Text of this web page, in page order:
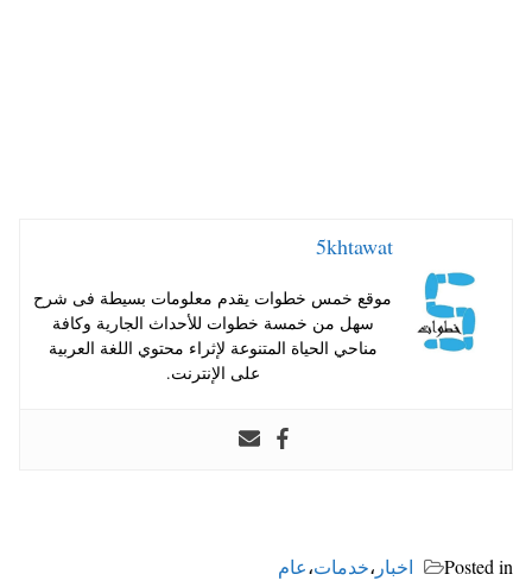
5khtawat
موقع خمس خطوات يقدم معلومات بسيطة فى شرح
سهل من خمسة خطوات للأحداث الجارية وكافة
مناحي الحياة المتنوعة لإثراء محتوي اللغة العربية
على الإنترنت.
Posted in اخبار ،خدمات،عام